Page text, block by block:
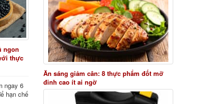
ngon
thực
ngay 6
hạn chế
Ăn sáng giảm cân: 8 thực phẩm đốt mỡ
đỉnh cao ít ai ngờ